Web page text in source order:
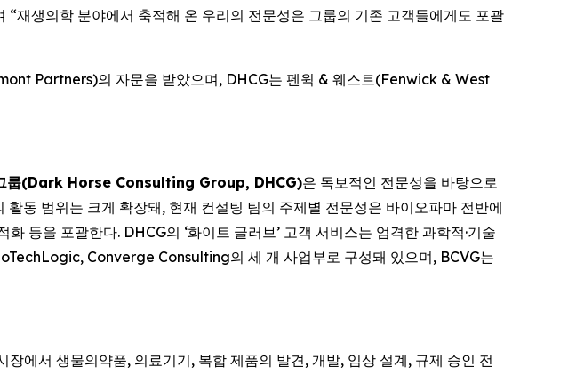
재생의학 분야에서 축적해 온 우리의 전문성은 그룹의 기존 고객들에게도 포괄
Partners)의 자문을 받았으며, DHCG는 펜윅 & 웨스트(Fenwick & West
룹(Dark Horse Consulting Group, DHCG)은 독보적인 전문성을 바탕으로
동 범위는 크게 확장돼, 현재 컨설팅 팀의 주제별 전문성은 바이오파마 전반에
등을 포괄한다. DHCG의 ‘화이트 글러브’ 고객 서비스는 엄격한 과학적·기술
Converge Consulting의 세 개 사업부로 구성돼 있으며, BCVG는
장에서 생물의약품, 의료기기, 복합 제품의 발견, 개발, 임상 설계, 규제 승인 전